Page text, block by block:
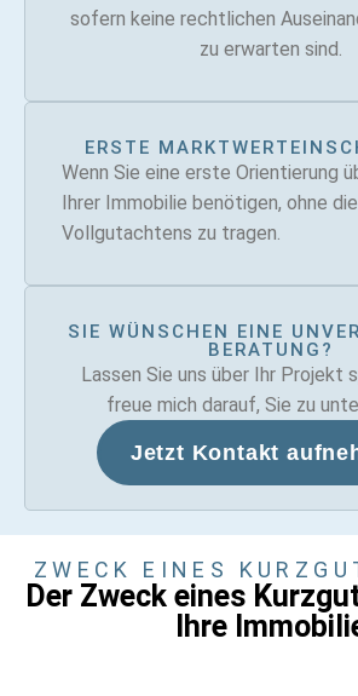
sofern keine rechtlichen
zu erwarten sind.
ERSTE
Wenn Sie eine erste Orientierung
Ihrer Immobilie benötigen, ohne
Vollgutachtens zu tragen.
SIE WÜNSCHEN EINE
BERATUNG?
Lassen Sie uns über Ihr Projekt
freue mich darauf, Sie zu
Jetzt Kontakt
ZWECK EINES
Der Zweck eines
Ihre